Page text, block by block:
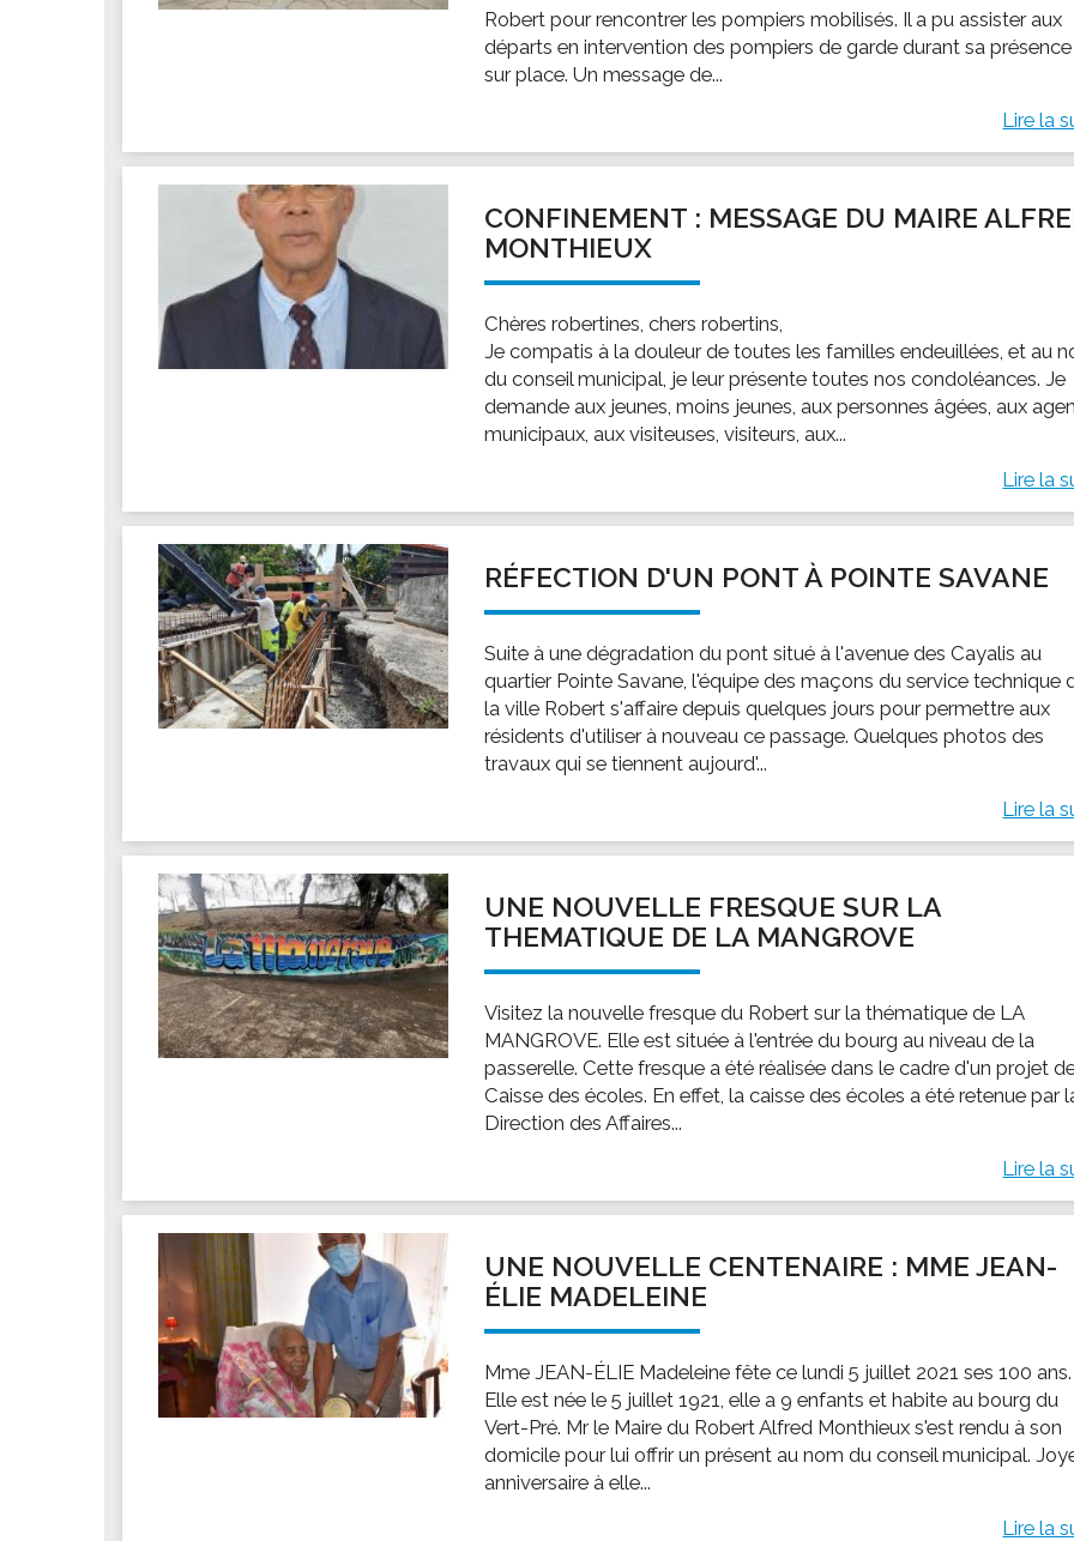
Les associations
VIE PRATIQUE
Les espaces numériques
Infos baignade
Infos sargasse
Toilettes publiques
Stationnement
Les marchés
Annuaire santé
Robert pour rencontrer les pompiers mobilisés. Il a pu assister aux
départs en intervention des pompiers de garde durant sa présence
sur place. Un message de...
Lire la
CONFINEMENT : MESSAGE DU MAIRE
MONTHIEUX
Chères robertines, chers robertins,
Je compatis à la douleur de toutes les familles endeuillées, et au
du conseil municipal, je leur présente toutes nos condoléances. Je
demande aux jeunes, moins jeunes, aux personnes âgées, aux
municipaux, aux visiteuses, visiteurs, aux...
Lire la
RÉFECTION D'UN PONT À POINTE SAVANE
Suite à une dégradation du pont situé à l'avenue des Cayalis au
quartier Pointe Savane, l'équipe des maçons du service technique
la ville Robert s'affaire depuis quelques jours pour permettre aux
résidents d'utiliser à nouveau ce passage. Quelques photos des
travaux qui se tiennent aujourd'...
Lire la
UNE NOUVELLE FRESQUE SUR LA
THEMATIQUE DE LA MANGROVE
Visitez la nouvelle fresque du Robert sur la thématique de LA
MANGROVE. Elle est située à l'entrée du bourg au niveau de la
passerelle. Cette fresque a été réalisée dans le cadre d'un projet
Caisse des écoles. En effet, la caisse des écoles a été retenue par
Direction des Affaires...
Lire la
UNE NOUVELLE CENTENAIRE : MME JEAN-
ÉLIE MADELEINE
Mme JEAN-ÉLIE Madeleine fête ce lundi 5 juillet 2021 ses 100 ans.
Elle est née le 5 juillet 1921, elle a 9 enfants et habite au bourg du
Vert-Pré. Mr le Maire du Robert Alfred Monthieux s'est rendu à son
domicile pour lui offrir un présent au nom du conseil municipal.
anniversaire à elle...
Lire la